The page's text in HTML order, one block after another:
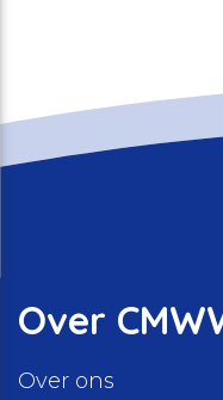
Over
Over ons